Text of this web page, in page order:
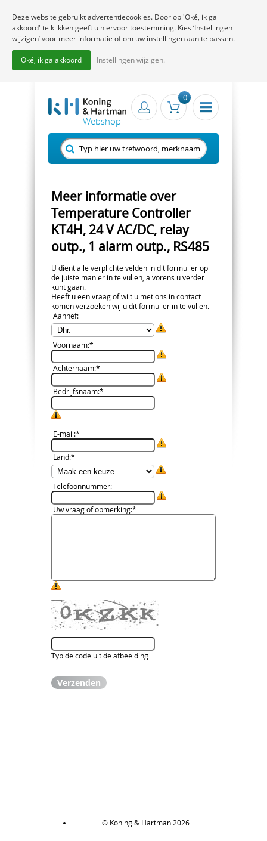
0
Meer informatie over
Temperature Controller
KT4H, 24 V AC/DC, relay
outp., 1 alarm outp., RS485
U dient alle verplichte velden in dit formulier op
de juiste manier in te vullen, alvorens u verder
kunt gaan.
Heeft u een vraag of wilt u met ons in contact
komen verzoeken wij u dit formulier in te vullen.
Aanhef:
Voornaam:*
Achternaam:*
Bedrijfsnaam:*
E-mail:*
Land:*
Telefoonnummer:
Uw vraag of opmerking:*
Typ de code uit de afbeelding
Verzenden
© Koning & Hartman 2026
Deze website gebruikt advertentiecookies. Door op 'Oké, ik ga
akkoord' te klikken geeft u hiervoor toestemming. Kies ‘Instellingen
wijzigen’ voor meer informatie of om uw instellingen aan te passen.
Oké, ik ga akkoord Instellingen wijzigen.